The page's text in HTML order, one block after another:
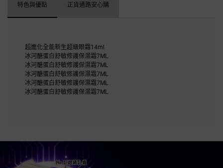
特色與優點 正貨通路安心購
超進化全能新生超級眼霜14ml
冰河醣蛋白舒敏修護保濕霜7ML
冰河醣蛋白舒敏修護保濕霜7ML
冰河醣蛋白舒敏修護保濕霜7ML
冰河醣蛋白舒敏修護保濕霜7ML
冰河醣蛋白舒敏修護保濕霜7ML